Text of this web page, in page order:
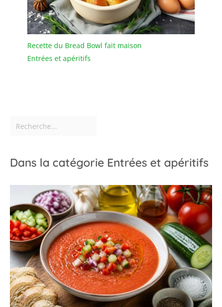
récipient est le meilleur
Recette du Bread Bowl fait maison
Entrées et apéritifs
Dans la catégorie Entrées et apéritifs